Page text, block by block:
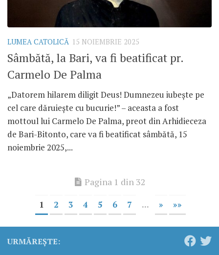
LUMEA CATOLICĂ 15 NOIEMBRIE 2025
Sâmbătă, la Bari, va fi beatificat pr.
Carmelo De Palma
„Datorem hilarem diligit Deus! Dumnezeu iubește pe
cel care dăruiește cu bucurie!” – aceasta a fost
mottoul lui Carmelo De Palma, preot din Arhidieceza
de Bari-Bitonto, care va fi beatificat sâmbătă, 15
noiembrie 2025,...
Pagina 1 din 32
1 2 3 4 5 6 7 ... » »»
URMĂREȘTE: